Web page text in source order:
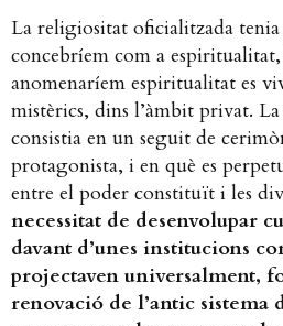
La religiositat oficialitzada
concebríem com a
anomenaríem espiritualitat es
mistèrics, dins l’àmbit privat.
consistia en un seguit de
protagonista, i en què es
entre el poder constituït i les
necessitat de desenvolupar
davant d’unes institucions
projectaven universalment,
renovació de l’antic sistema